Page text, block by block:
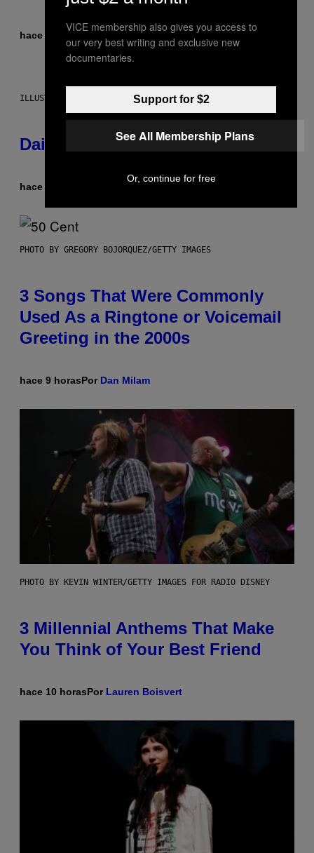
hace 2 horas Emma Garland
ILLUSTRATION BY REESA.
Daily Horoscope: August 7, 2026
hace 4 horas Ashley Fike
PHOTO BY GREGORY BOJORQUEZ/GETTY IMAGES
3 Songs That Were Commonly
Used As a Ringtone or Voicemail
Greeting in the 2000s
hace 9 horasPor Dan Milam
PHOTO BY KEVIN WINTER/GETTY IMAGES FOR RADIO DISNEY
3 Millennial Anthems That Make
You Think of Your Best Friend
hace 10 horasPor Lauren Boisvert
VICE membership also gives you access to
our very best writing and exclusive new
documentaries.
Support for $2
See All Membership Plans
Or, continue for free